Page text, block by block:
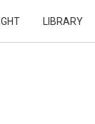
LIBRARY